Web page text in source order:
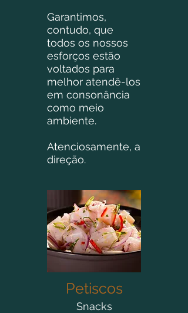
Garantimos,
contudo, que
todos os nossos
esforços estão
voltados para
melhor atendê-los
em consonância
como meio
ambiente.
Atenciosamente, a
direção.
Petiscos
Snacks